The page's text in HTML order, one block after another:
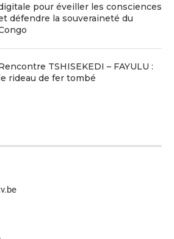
pour éveiller les consciences
défendre la souveraineté du
TSHISEKEDI – FAYULU :
rideau de fer tombé